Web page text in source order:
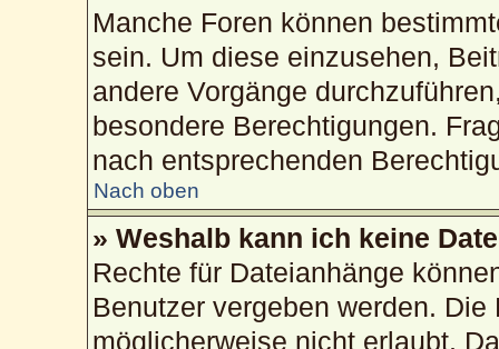
Manche Foren können
sein. Um diese einzusehen,
andere Vorgänge
besondere Berechtigungen.
nach entsprechenden
Nach oben
» Weshalb kann ich keine
Rechte für Dateianhänge
Benutzer vergeben werden.
möglicherweise nicht erlaubt,